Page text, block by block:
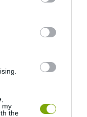
third-party tags to
in below Google
my
the